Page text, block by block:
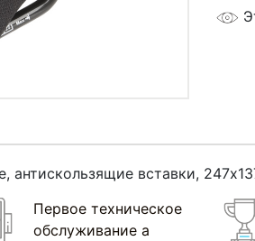
антискользящие вставки,
Первое техническое
обслуживание а